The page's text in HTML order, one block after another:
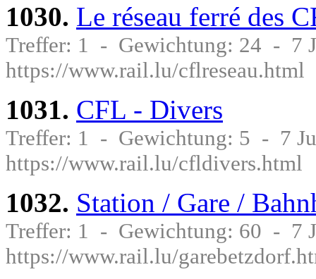
1030. Le réseau ferré des
Treffer: 1 - Gewichtung: 24 - 7
https://www.rail.lu/cflreseau.html
1031. CFL - Divers
Treffer: 1 - Gewichtung: 5 - 7
https://www.rail.lu/cfldivers.html
1032. Station / Gare /
Treffer: 1 - Gewichtung: 60 - 7
https://www.rail.lu/